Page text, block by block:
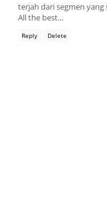
terjah dari segmen yang
All the best...
Reply Delete